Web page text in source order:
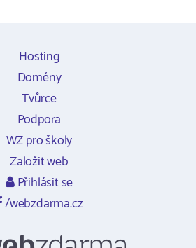
Hosting
Domény
Tvůrce
Podpora
WZ pro školy
Založit web
Přihlásit se
/webzdarma.cz